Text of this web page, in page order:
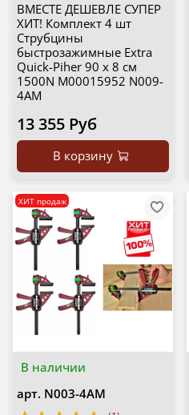
ВМЕСТЕ ДЕШЕВЛЕ СУПЕР
ХИТ! Комплект 4 шт
Струбцины
быстрозажимные Extra
Quick-Piher 90 х 8 см
1500N М00015952 N009-
4AM
13 355 Руб
В корзину
В наличии
ХИТ продаж
арт. N003-4AM